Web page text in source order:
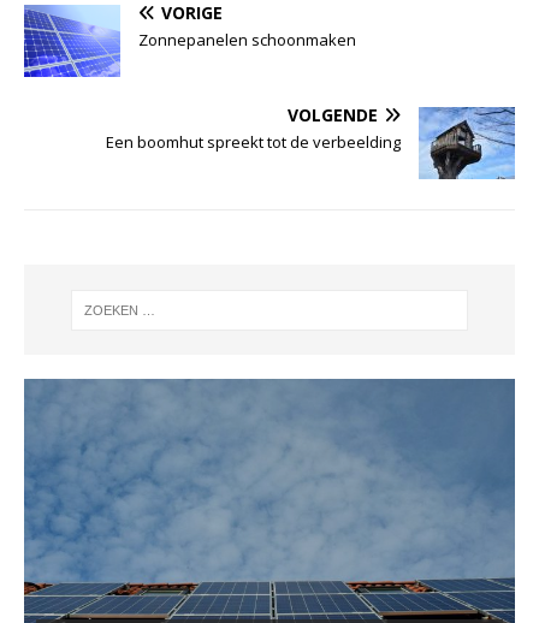
VORIGE
Zonnepanelen schoonmaken
VOLGENDE
Een boomhut spreekt tot de verbeelding